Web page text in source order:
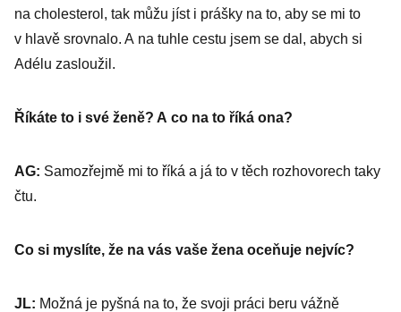
na cholesterol, tak můžu jíst i prášky na to, aby se mi to
v hlavě srovnalo. A na tuhle cestu jsem se dal, abych si
Adélu zasloužil.
Říkáte to i své ženě? A co na to říká ona?
AG: Samozřejmě mi to říká a já to v těch rozhovorech taky
čtu.
Co si myslíte, že na vás vaše žena oceňuje nejvíc?
JL: Možná je pyšná na to, že svoji práci beru vážně